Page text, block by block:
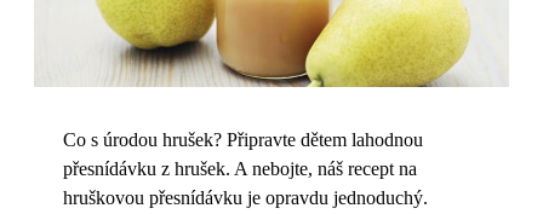
Co s úrodou hrušek? Připravte dětem lahodnou
přesnídávku z hrušek. A nebojte, náš recept na
hruškovou přesnídávku je opravdu jednoduchý.